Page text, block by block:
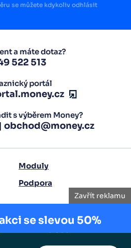
Zavřít reklamu
se slevou 50%
do15.8.2025.
se můžete kdykoliv odhlásit
a máte dotaz?
522 513
portál
s výběrem Money?
| obchod@money.cz
Moduly
Podpora